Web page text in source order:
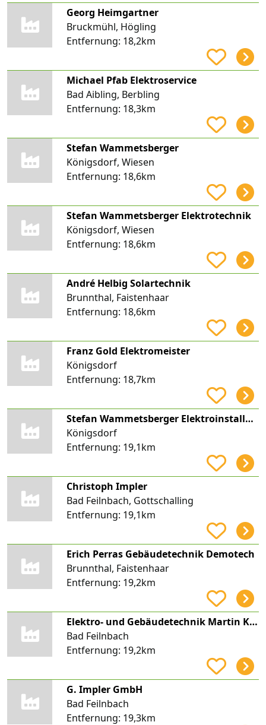
Georg Heimgartner
Bruckmühl, Högling
Entfernung: 18,2km
Michael Pfab Elektroservice
Bad Aibling, Berbling
Entfernung: 18,3km
Stefan Wammetsberger
Königsdorf, Wiesen
Entfernung: 18,6km
Stefan Wammetsberger Elektrotechnik
Königsdorf, Wiesen
Entfernung: 18,6km
André Helbig Solartechnik
Brunnthal, Faistenhaar
Entfernung: 18,6km
Franz Gold Elektromeister
Königsdorf
Entfernung: 18,7km
Stefan Wammetsberger Elektroinstallation
Königsdorf
Entfernung: 19,1km
Christoph Impler
Bad Feilnbach, Gottschalling
Entfernung: 19,1km
Erich Perras Gebäudetechnik Demotech
Brunnthal, Faistenhaar
Entfernung: 19,2km
Elektro- und Gebäudetechnik Martin Kaffl e.K.
Bad Feilnbach
Entfernung: 19,2km
G. Impler GmbH
Bad Feilnbach
Entfernung: 19,3km